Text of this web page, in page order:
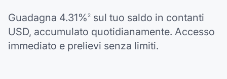
Guadagna 4.31%2 sul tuo saldo in contanti
USD, accumulato quotidianamente. Accesso
immediato e prelievi senza limiti.